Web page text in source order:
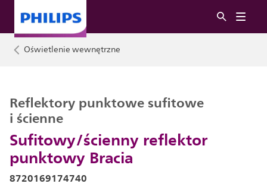
Oświetlenie wewnętrzne
Sufitowy/ścienny reflektor
punktowy Bracia
Reflektory punktowe sufitowe
i ścienne
8720169174740